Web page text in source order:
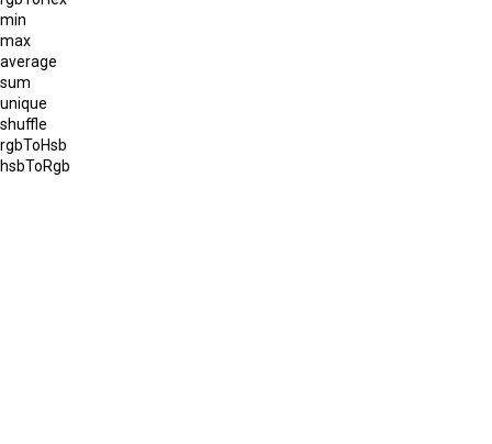
min
max
average
sum
unique
shuffle
rgbToHsb
hsbToRgb